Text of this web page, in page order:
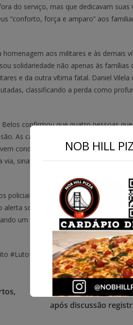
do serviço, mas que dedicavam suas
“conforto, força e amparo” aos
aos militares e às demais
solidariedade não apenas às famílias
e da outra vítima fatal. Daniel Vilela
classificando a perda como
confirmou que quatro pessoas
As causas do acidente ainda não
conduzir a investigação técnica para
sinalização e demais circunstâncias
policiais ainda não foram divulgadas. A
sobre a gravidade dos acidentes
um rastro de dor que ultrapassa as
#LutoEmGoiás #SegurançaViária
Adolescente é
após discussão
NOB HILL